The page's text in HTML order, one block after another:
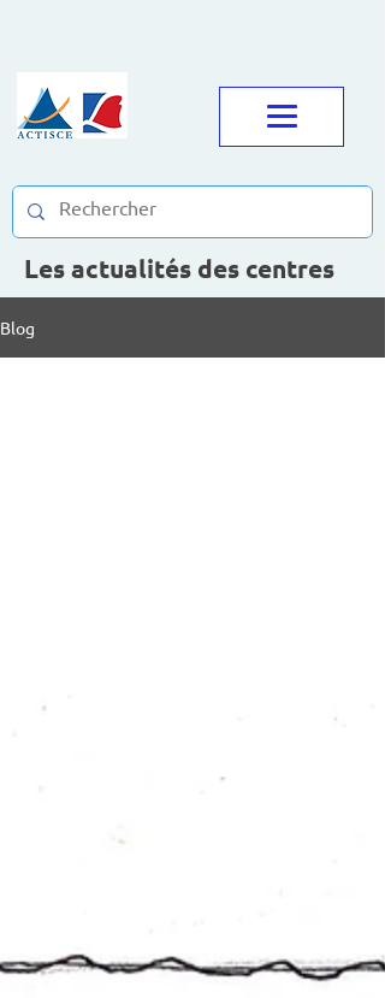
Les actualités des centres
Blog